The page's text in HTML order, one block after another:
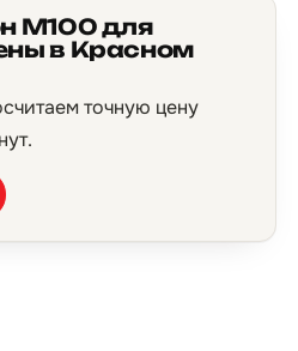
М100 для
в Красном
точную цену